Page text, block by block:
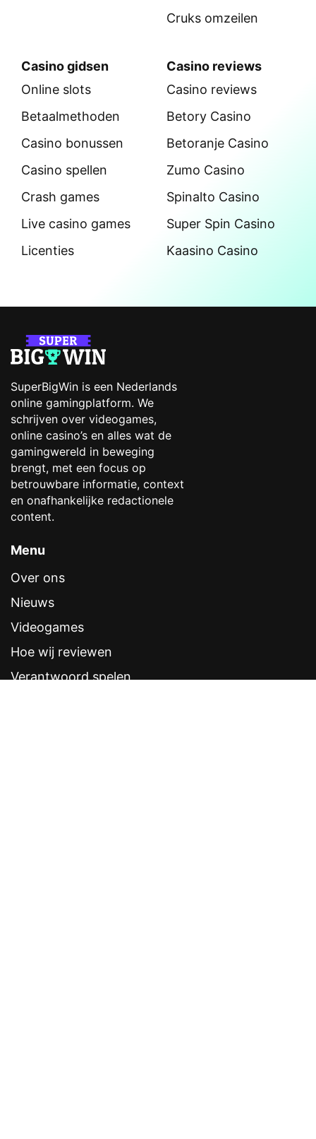
Cruks omzeilen
Casino gidsen
Online slots
Betaalmethoden
Casino bonussen
Casino spellen
Crash games
Live casino games
Licenties
Casino reviews
Casino reviews
Betory Casino
Betoranje Casino
Zumo Casino
Spinalto Casino
Super Spin Casino
Kaasino Casino
SuperBigWin is een Nederlands
online gamingplatform. We
schrijven over videogames,
online casino’s en alles wat de
gamingwereld in beweging
brengt, met een focus op
betrouwbare informatie, context
en onafhankelijke redactionele
content.
Menu
Over ons
Nieuws
Videogames
Hoe wij reviewen
Verantwoord spelen